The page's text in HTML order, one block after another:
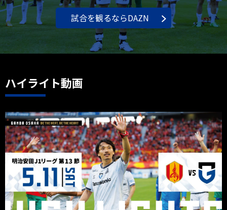
試合を観るならDAZN
ハイライト動画